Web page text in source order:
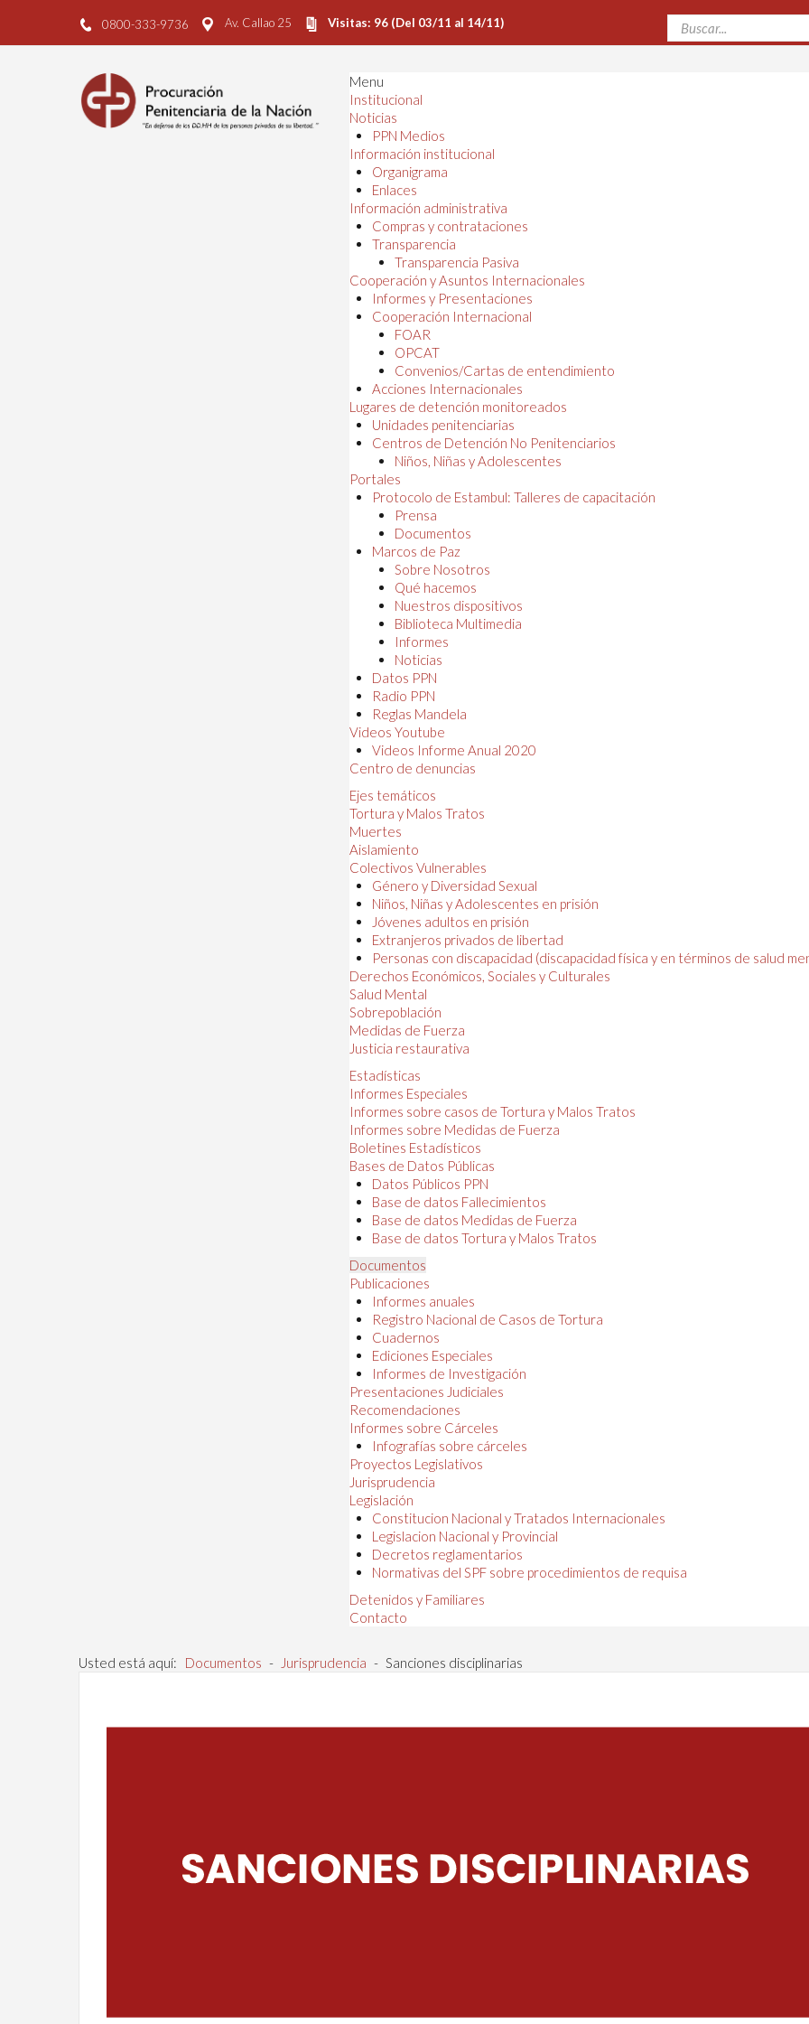
0800-333-9736 Av. Callao 25 Visitas: 96 (Del 03/11 al 14/11)
Menu
Institucional
Noticias
PPN Medios
Información institucional
Organigrama
Enlaces
Información administrativa
Compras y contrataciones
Transparencia
Transparencia Pasiva
Cooperación y Asuntos Internacionales
Informes y Presentaciones
Cooperación Internacional
FOAR
OPCAT
Convenios/Cartas de entendimiento
Acciones Internacionales
Lugares de detención monitoreados
Unidades penitenciarias
Centros de Detención No Penitenciarios
Niños, Niñas y Adolescentes
Portales
Protocolo de Estambul: Talleres de capacitación
Prensa
Documentos
Marcos de Paz
Sobre Nosotros
Qué hacemos
Nuestros dispositivos
Biblioteca Multimedia
Informes
Noticias
Datos PPN
Radio PPN
Reglas Mandela
Videos Youtube
Videos Informe Anual 2020
Centro de denuncias
Ejes temáticos
Tortura y Malos Tratos
Muertes
Aislamiento
Colectivos Vulnerables
Género y Diversidad Sexual
Niños, Niñas y Adolescentes en prisión
Jóvenes adultos en prisión
Extranjeros privados de libertad
Personas con discapacidad (discapacidad física y en términos de salud
Derechos Económicos, Sociales y Culturales
Salud Mental
Sobrepoblación
Medidas de Fuerza
Justicia restaurativa
Estadísticas
Informes Especiales
Informes sobre casos de Tortura y Malos Tratos
Informes sobre Medidas de Fuerza
Boletines Estadísticos
Bases de Datos Públicas
Datos Públicos PPN
Base de datos Fallecimientos
Base de datos Medidas de Fuerza
Base de datos Tortura y Malos Tratos
Documentos
Publicaciones
Informes anuales
Registro Nacional de Casos de Tortura
Cuadernos
Ediciones Especiales
Informes de Investigación
Presentaciones Judiciales
Recomendaciones
Informes sobre Cárceles
Infografías sobre cárceles
Proyectos Legislativos
Jurisprudencia
Legislación
Constitucion Nacional y Tratados Internacionales
Legislacion Nacional y Provincial
Decretos reglamentarios
Normativas del SPF sobre procedimientos de requisa
Detenidos y Familiares
Contacto
Usted está aquí: Documentos - Jurisprudencia - Sanciones disciplinarias